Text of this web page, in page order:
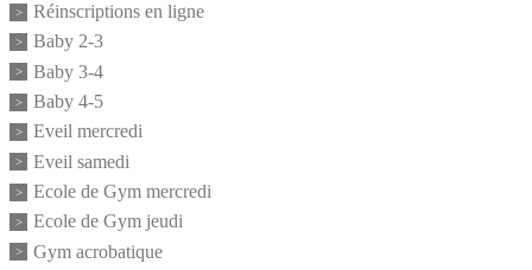
Réinscriptions en ligne
Baby 2-3
Baby 3-4
Baby 4-5
Eveil mercredi
Eveil samedi
Ecole de Gym mercredi
Ecole de Gym jeudi
Gym acrobatique